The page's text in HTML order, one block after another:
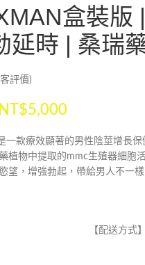
盒裝版
延時 | 桑瑞
評價)
NT$5,000
一款療效顯著的男性陰莖增長
植物中提取的mmc生殖器細胞
望，增強勃起，帶給男人不一
【配送方式】